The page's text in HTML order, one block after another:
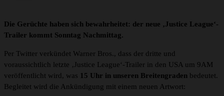
Die Gerüchte haben sich bewahrheitet: der neue ‚Justice League‘-
Trailer kommt Sonntag Nachmittag.
Per Twitter verkündet Warner Bros., dass der dritte und
voraussichtlich letzte ‚Justice League‘-Trailer in den USA um 9AM
veröffentlicht wird, was 15 Uhr in unseren Breitengraden bedeutet.
Begleitet wird die Ankündigung mit einem neuen Artwort: